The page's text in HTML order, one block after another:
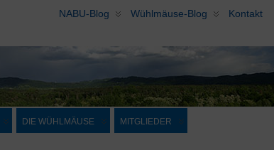
NABU-Blog Wühlmäuse-Blog Kontakt
DIE WÜHLMÄUSE MITGLIEDER